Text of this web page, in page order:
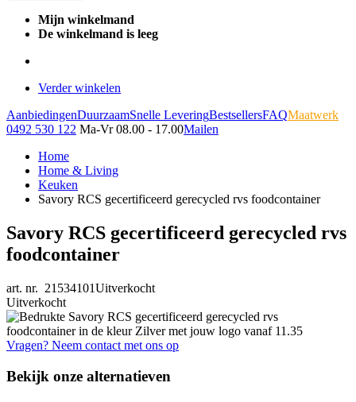
Mijn winkelmand
De winkelmand is leeg
Verder winkelen
AanbiedingenDuurzaamSnelle LeveringBestsellersFAQMaatwerk
0492 530 122 Ma-Vr 08.00 - 17.00Mailen
Home
Home & Living
Keuken
Savory RCS gecertificeerd gerecycled rvs foodcontainer
Savory RCS gecertificeerd gerecycled rvs
foodcontainer
art. nr. 21534101Uitverkocht
Uitverkocht
Vragen? Neem contact met ons op
Bekijk onze alternatieven